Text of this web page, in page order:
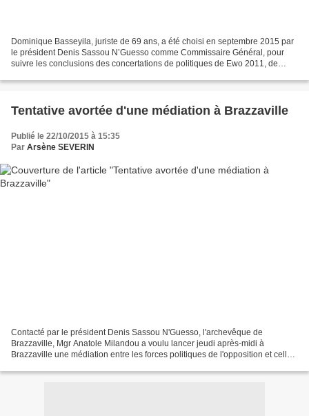
Dominique Basseyila, juriste de 69 ans, a été choisi en septembre 2015 par
le président Denis Sassou N’Guesso comme Commissaire Général, pour
suivre les conclusions des concertations de politiques de Ewo 2011, de
Tentative avortée d'une médiation à Brazzaville
Publié le 22/10/2015 à 15:35
Par Arsène SEVERIN
Contacté par le président Denis Sassou N'Guesso, l'archevêque de
Brazzaville, Mgr Anatole Milandou a voulu lancer jeudi après-midi à
Brazzaville une médiation entre les forces politiques de l'opposition et celles